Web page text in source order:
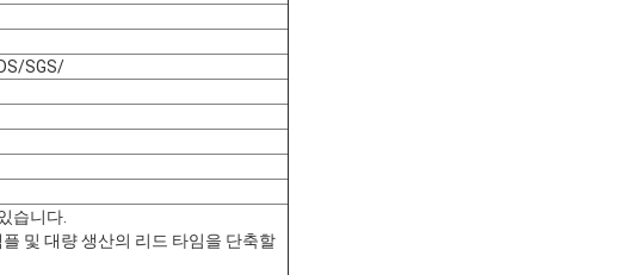
SGS/
습니다.
및 대량 생산의 리드 타임을 단축할